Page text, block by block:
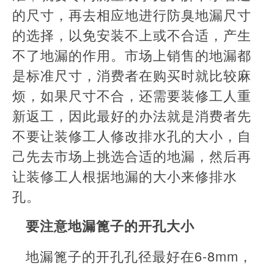
的尺寸，再去相应地进行防臭地漏尺寸
的选择，以免安装不上或不合适，产生
不了地漏的作用。市场上销售的地漏都
是标准尺寸，消费者在购买时就比较麻
烦，如果尺寸不合，还需要装修工人重
新返工，因此最好的办法就是消费者先
不要让装修工人修改排水孔的大小，自
己先去市场上挑选合适的地漏，然后再
让装修工人根据地漏的大小来修排水
孔。
要注意地漏篦子的开孔大小
地漏篦子的开孔孔径最好在6-8mm，